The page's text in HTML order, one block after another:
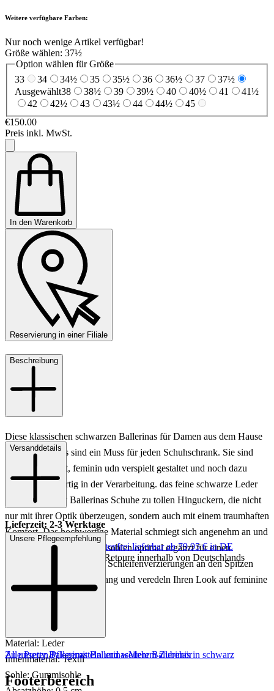
Weitere verfügbare Farben:
Nur noch wenige Artikel verfügbar!
Größe wählen: 37½
Option wählen für Größe
33
34 34½ 35 35½ 36 36½ 37
37½
Ausgewählt38 38½ 39 39½ 40 40½ 41
41½
42
42½ 43 43½ 44 44½
45
€150.00
Preis inkl. MwSt.
In den Warenkorb
Reservierung in einer Filiale
Beschreibung
Diese klassischen schwarzen Ballerinas für Damen aus dem Hause
Pretty Ballerinas sind ein Muss für jeden Schuhschrank. Sie sind
angenehm leicht, feminin udn verspielt gestaltet und noch dazu
absolut hochwertig in der Verarbeitung. das feine schwarze Leder
macht die Pretty Ballerinas Schuhe zu tollen Hinguckern, die nicht
nur mit ihrer Optik überzeugen, sondern auch mit einem traumhaften
Komfort. Das hochwertige Material schmiegt sich angenehm an und
wird von robusten Gummisohlen optimal ergänzt für einen
rutschfesten Komfort. Die Schleifenverzierungen an den Spitzen
werden zum süßen Blickfang und veredeln Ihren Look auf feminine
Art.Nr.: 103002166728
Material: Leder
Innenmaterial: Textil
Sohle: Gummisohle
Versanddetails
Lieferzeit: 2-3 Werktage
Keine Versandkosten:
kostenfrei lieferbar ab 79,95 € in DE
Einfache und Kostenlose Retoure innerhalb von Deutschlands
Unsere Pflegeempfehlung
Zu unseren Pflegemitteln und weiterem Zubehör
Alle Pretty Ballerinas BallerinasMehr Ballerinas in schwarz
Footerbereich